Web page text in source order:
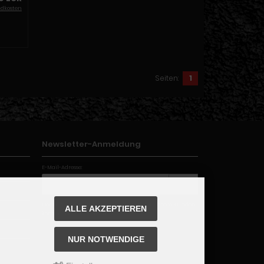
Seiten: 1
Newsletter-Anmeldung
E-Mail-Adresse:
Der Newsletter kann jederzeit hier oder in Ihrem Kunden
konto abbestellt werden.
ALLE AKZEPTIEREN
NUR NOTWENDIGE